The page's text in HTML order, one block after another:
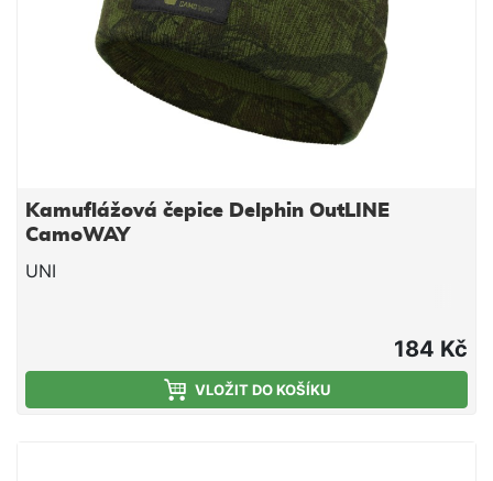
Kamuflážová čepice Delphin OutLINE
CamoWAY
UNI
184 Kč
VLOŽIT DO KOŠÍKU